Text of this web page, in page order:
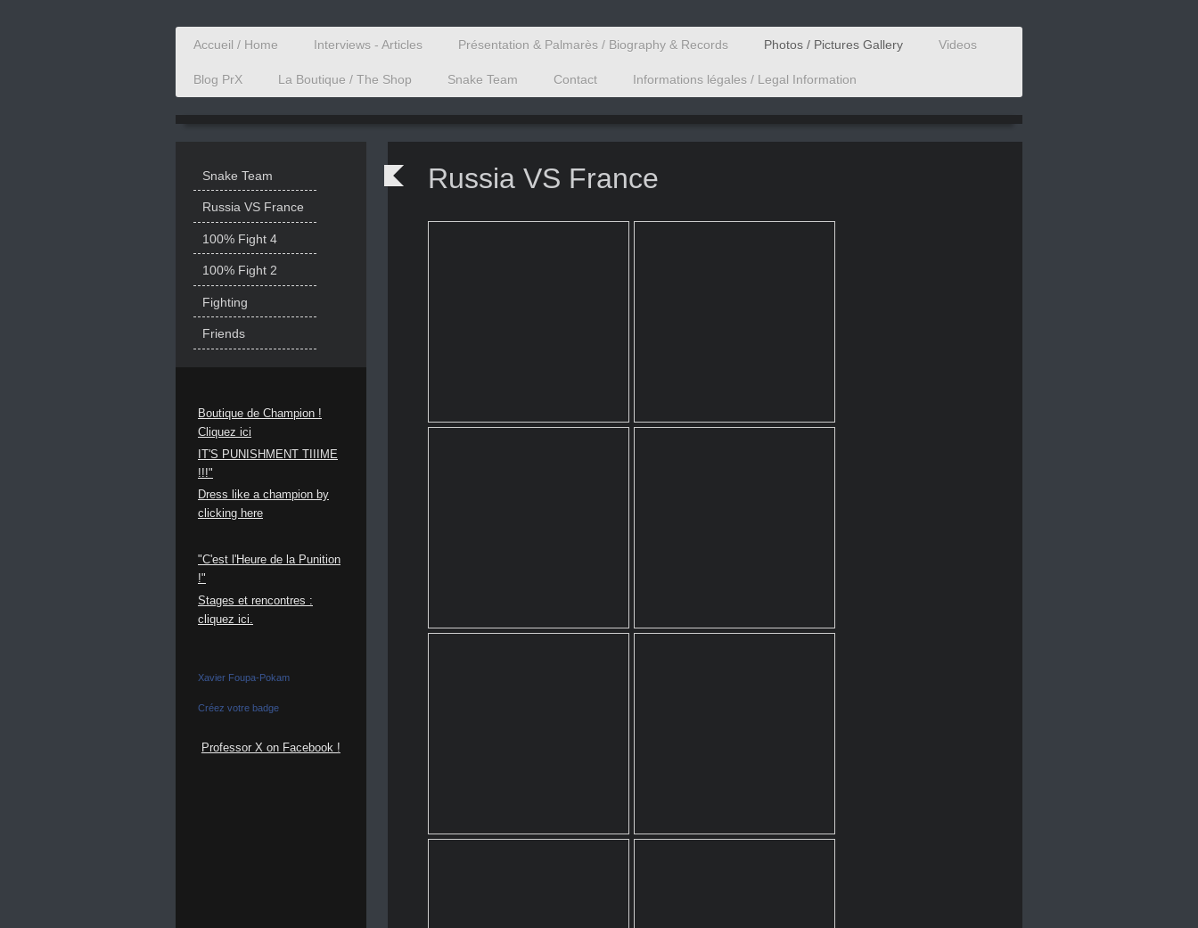
Accueil / Home Interviews - Articles Présentation & Palmarès / Biography & Records Photos / Pictures Gallery Videos
Blog PrX La Boutique / The Shop Snake Team Contact Informations légales / Legal Information
Xavier FOUPA-POKAM
PROFESSOR X
Russia VS France
Snake Team
Russia VS France
100% Fight 4
100% Fight 2
Fighting
Friends
Boutique de Champion !
Cliquez ici
IT'S PUNISHMENT TIIIME
!!!"
Dress like a champion by
clicking here
"C'est l'Heure de la Punition
!"
Stages et rencontres :
cliquez ici.
Xavier Foupa-Pokam
Créez votre badge
Professor X on Facebook !